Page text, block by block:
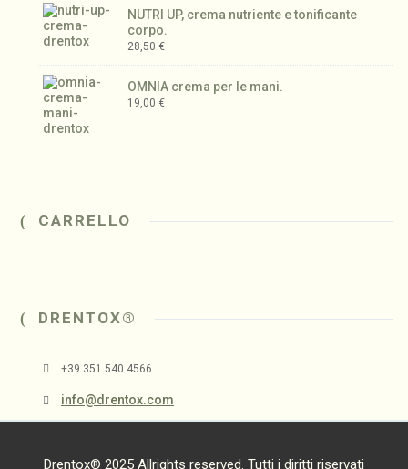
NUTRI UP, crema nutriente e tonificante
corpo.
28,50 €
OMNIA crema per le mani.
19,00 €
CARRELLO
DRENTOX®
+39 351 540 4566
info@drentox.com
Drentox® 2025 Allrights reserved. Tutti i diritti riservati